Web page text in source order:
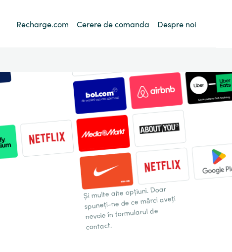
Recharge.com Cerere de comanda Despre noi
Și multe alte opțiuni. Doar
spuneți-ne de ce mărci aveți
nevoie în formularul de
contact.